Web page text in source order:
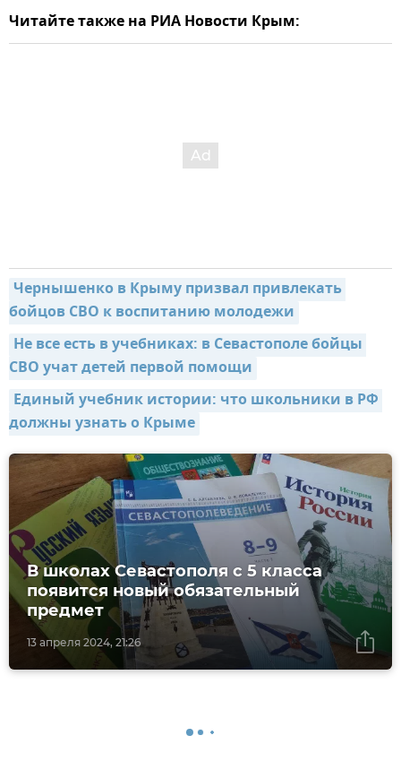
Читайте также на РИА Новости Крым:
Чернышенко в Крыму призвал привлекать
бойцов СВО к воспитанию молодежи
Не все есть в учебниках: в Севастополе бойцы
СВО учат детей первой помощи
Единый учебник истории: что школьники в РФ
должны узнать о Крыме
13 апреля 2024, 21:26
В школах Севастополя с 5 класса
появится новый обязательный
предмет